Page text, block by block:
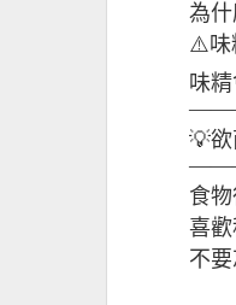
為
⚠️味
味
💡
食
喜歡
不